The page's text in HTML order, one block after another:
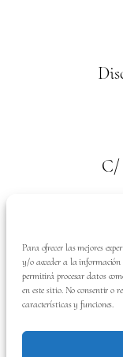
Para ofrecer las mejores
y/o acceder a la información
permitirá procesar datos
en este sitio. No consentir o
características y funciones.